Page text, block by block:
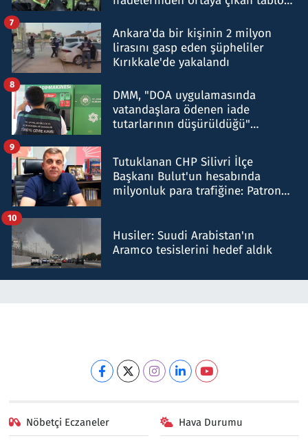
Ankara'da bir kişinin 2 milyon
lirasını gasp eden şüpheliler
Kırıkkale'de yakalandı
7
DMM, "DOA uygulamasında
vatandaşlara ödenen iade
tutarlarının düşürüldüğü"
8
Tutuklanan CHP Silivri İlçe
Başkanı Bulut'un hesabında
milyonluk para trafiğine: Patron
9
Husiler: Suudi Arabistan'ın
Aramco tesislerini hedef aldık
10
Nöbetçi Eczaneler Hava Durumu